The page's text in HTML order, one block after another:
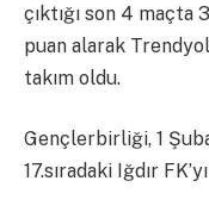
çıktığı son 4
puan alarak Trendyol
takım oldu.
Gençlerbirliği, 1
17.sıradaki Iğdır